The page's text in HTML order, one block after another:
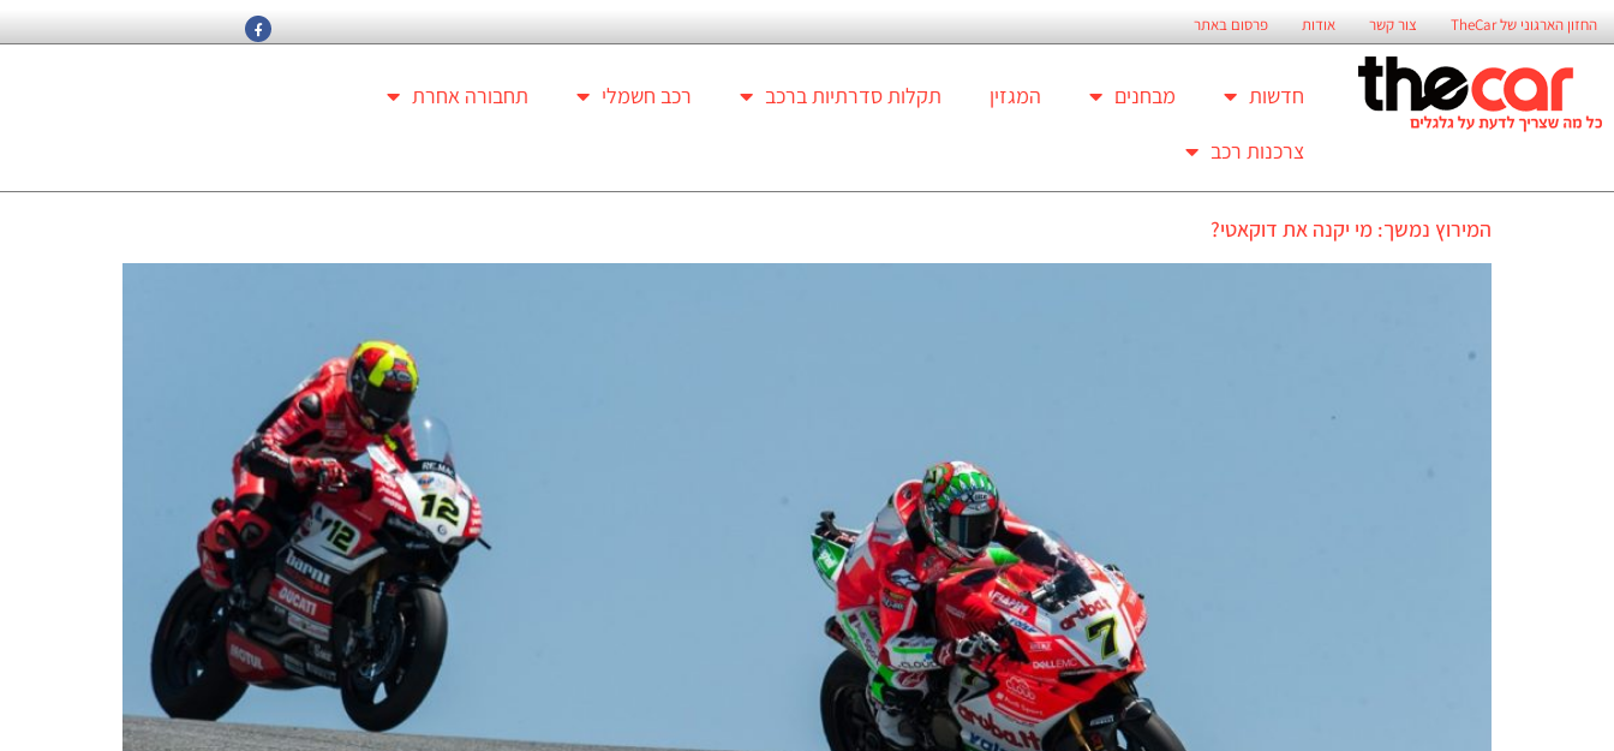
החזון הארגוני של TheCar צור קשר אודות פרסום באתר
חדשות מבחנים המגזין תקלות סדרתיות ברכב רכב חשמלי
תחבורה אחרת
צרכנות רכב
המירוץ נמשך: מי יקנה את דוקאטי?